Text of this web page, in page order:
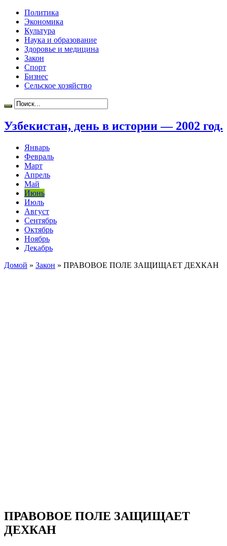
Политика
Экономика
Культура
Наука и образование
Здоровье и медицина
Закон
Спорт
Бизнес
Сельское хозяйство
Узбекистан, день в истории — 2002 год.
Январь
Февраль
Март
Апрель
Май
Июнь
Июль
Август
Сентябрь
Октябрь
Ноябрь
Декабрь
Домой » Закон » ПРАВОВОЕ ПОЛЕ ЗАЩИЩАЕТ ДЕХКАН
ПРАВОВОЕ ПОЛЕ ЗАЩИЩАЕТ
ДЕХКАН